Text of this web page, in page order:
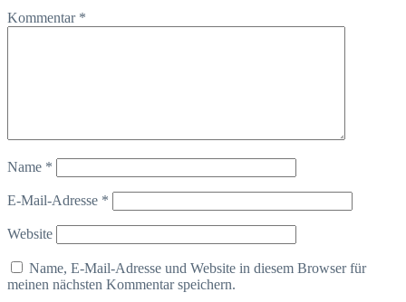
Kommentar *
Name *
E-Mail-Adresse *
Website
Name, E-Mail-Adresse und Website in diesem Browser für
meinen nächsten Kommentar speichern.